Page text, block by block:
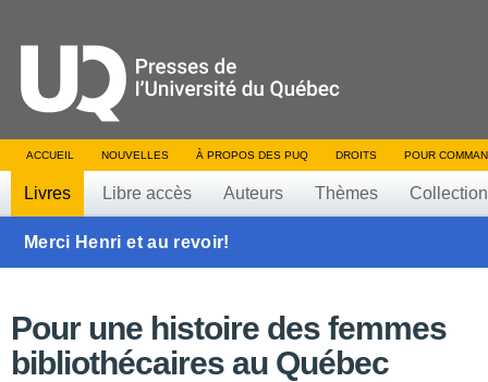
ACCUEIL NOUVELLES À PROPOS DES PUQ DROITS POUR
Livres Libre accès Auteurs Thèmes
Merci Henri et au revoir!
Pour une histoire des femmes
bibliothécaires au Québec